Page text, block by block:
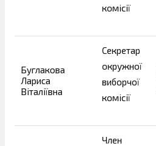
комісії
Буглакова
Лариса
Віталіївна
Секретар
окружної
виборчої
комісії
Член